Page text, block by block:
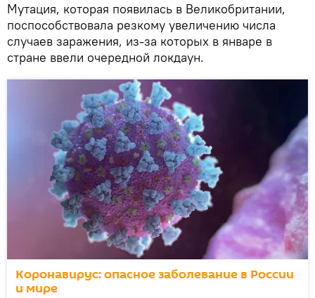
Мутация, которая появилась в Великобритании,
поспособствовала резкому увеличению числа
случаев заражения, из-за которых в январе в
стране ввели очередной локдаун.
Коронавирус: опасное заболевание в России
и мире